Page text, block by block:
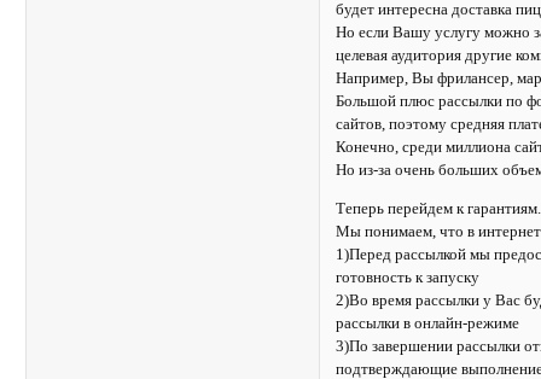
будет интересна доставка
Но если Вашу услугу можно
целевая аудитория другие
Например, Вы фрилансер,
Большой плюс рассылки по
сайтов, поэтому средняя
Конечно, среди миллиона
Но из-за очень больших
Теперь перейдем к гарантиям.
Мы понимаем, что в
1)Перед рассылкой мы
готовность к запуску
2)Во время рассылки у Вас
рассылки в онлайн-режиме
3)По завершении рассылки
подтверждающие